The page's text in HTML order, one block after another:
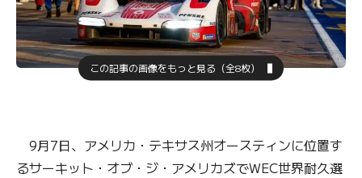
この記事の画像をもっと見る（全8枚）
9月7日、アメリカ・テキサス州オースティンに位置す
るサーキット・オブ・ジ・アメリカズでWEC世界耐久選